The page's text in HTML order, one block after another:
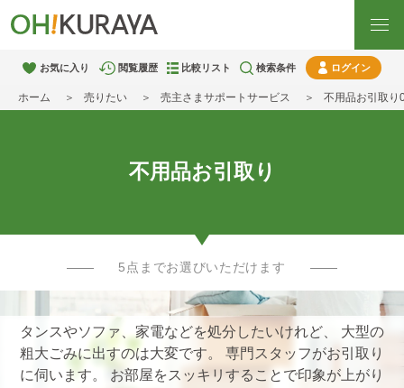
お気に入り 閲覧履歴 比較リスト 検索条件 ログイン
ホーム 売りたい 売主さまサポートサービス 不用品お引取り
不用品お引取り
5点までお選びいただけます
タンスやソファ、家電などを処分したいけれど、
大型の
粗大ごみに出すのは大変です。
専門スタッフがお引取り
に伺います。
お部屋をスッキリすることで印象が上がり